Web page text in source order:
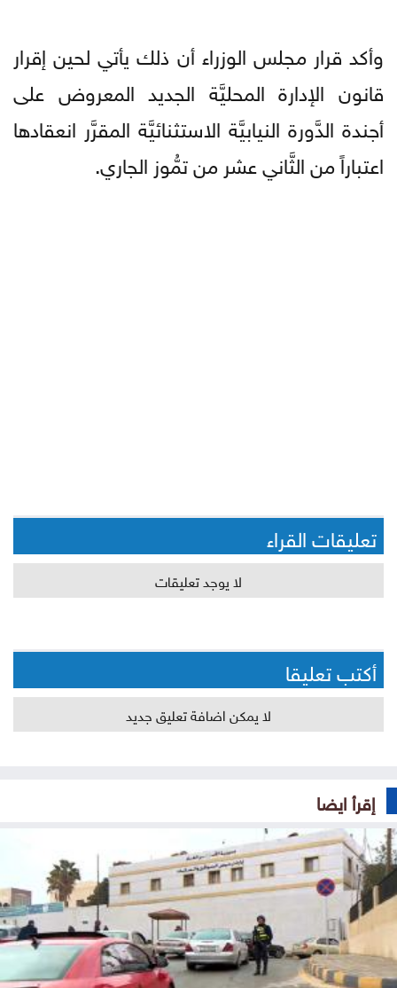
وأكد قرار مجلس الوزراء أن ذلك يأتي لحين إقرار
قانون الإدارة المحليَّة الجديد المعروض على
أجندة الدَّورة النيابيَّة الاستثنائيَّة المقرَّر انعقادها
اعتباراً من الثَّاني عشر من تمُّوز الجاري.
تعليقات القراء
لا يوجد تعليقات
أكتب تعليقا
لا يمكن اضافة تعليق جديد
إقرأ ايضا